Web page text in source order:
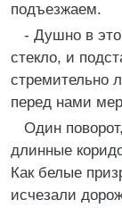
подъезжаем.
- Душно в
стекло, и
стремительно
перед нами
Один
длинные
Как белые
исчезали